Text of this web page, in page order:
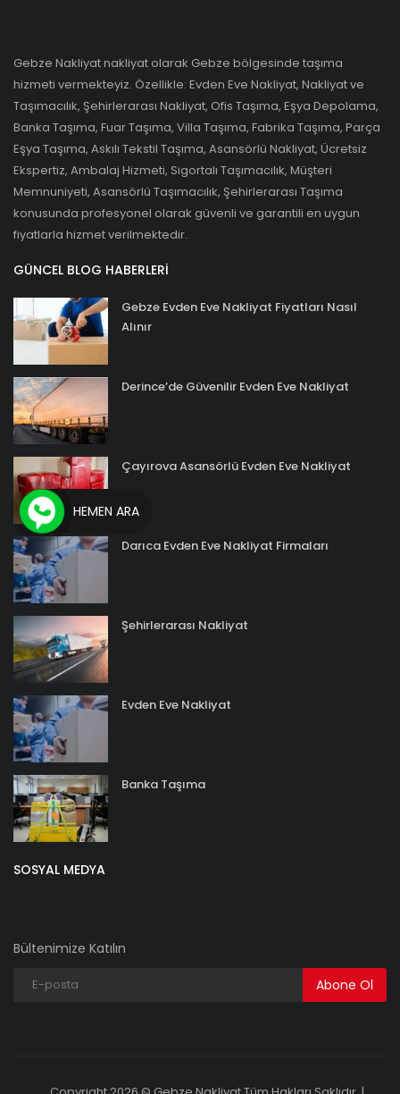
HEMEN ARA
Gebze Nakliyat nakliyat olarak Gebze bölgesinde taşıma
hizmeti vermekteyiz. Özellikle: Evden Eve Nakliyat, Nakliyat ve
Taşımacılık, Şehirlerarası Nakliyat, Ofis Taşıma, Eşya Depolama,
Banka Taşıma, Fuar Taşıma, Villa Taşıma, Fabrika Taşıma, Parça
Eşya Taşıma, Askılı Tekstil Taşıma, Asansörlü Nakliyat, Ücretsiz
Ekspertiz, Ambalaj Hizmeti, Sigortalı Taşımacılık, Müşteri
Memnuniyeti, Asansörlü Taşımacılık, Şehirlerarası Taşıma
konusunda profesyonel olarak güvenli ve garantili en uygun
fiyatlarla hizmet verilmektedir.
GÜNCEL BLOG HABERLERI
Gebze Evden Eve Nakliyat Fiyatları Nasıl
Alınır
Derince’de Güvenilir Evden Eve Nakliyat
Çayırova Asansörlü Evden Eve Nakliyat
Darıca Evden Eve Nakliyat Firmaları
Şehirlerarası Nakliyat
Evden Eve Nakliyat
Banka Taşıma
SOSYAL MEDYA
Bültenimize Katılın
Abone Ol